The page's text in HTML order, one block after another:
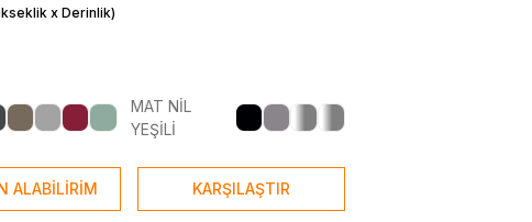
x Derinlik)
MAT NİL
YEŞİLİ
ALABİLİRİM KARŞILAŞTIR